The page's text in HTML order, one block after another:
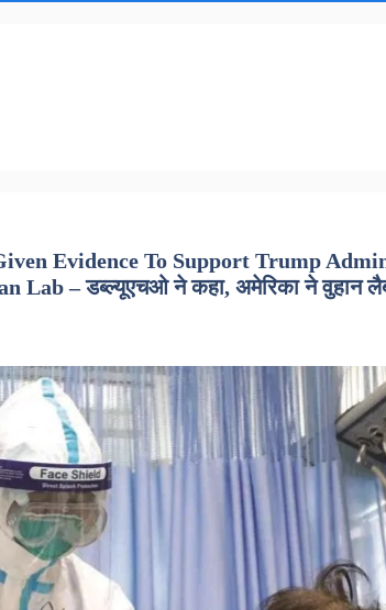
Evidence To Support Trump
Lab – डब्ल्यूएचओ ने कहा, अमेरिका ने वुहान